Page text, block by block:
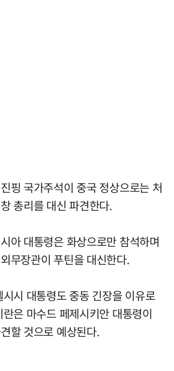
핑 국가주석이 중국 정상으로는 처
총리를 대신 파견한다.
아 대통령은 화상으로만 참석하며
무장관이 푸틴을 대신한다.
시 대통령도 중동 긴장을 이유로
은 마수드 페제시키안 대통령이
할 것으로 예상된다.